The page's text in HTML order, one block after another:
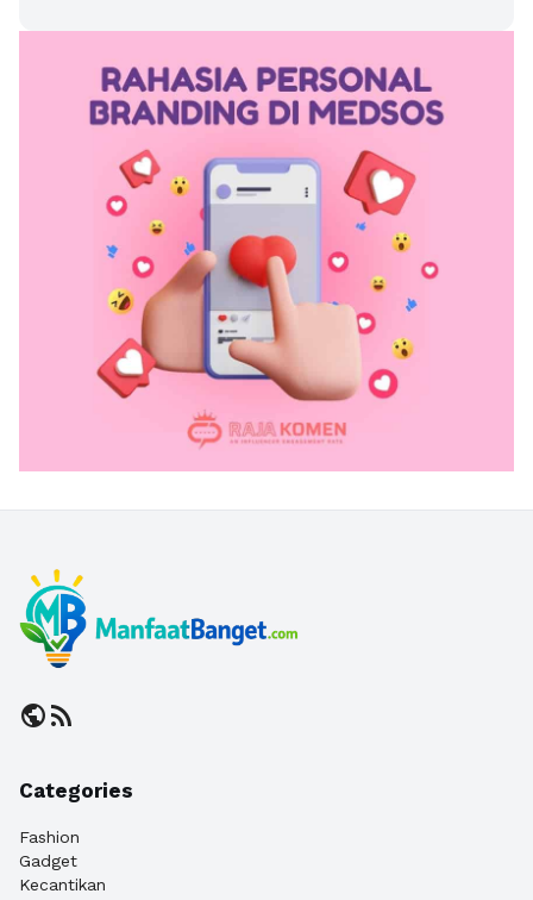
publicrss_feed
Categories
Fashion
Gadget
Kecantikan